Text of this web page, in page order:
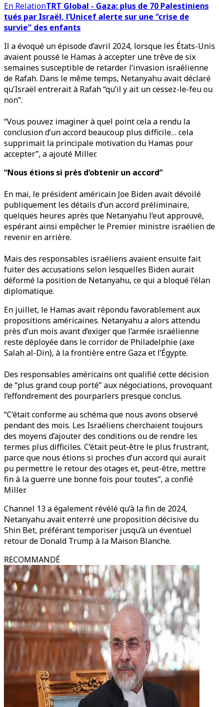
En RelationTRT Global - Gaza: plus de 70 Palestiniens
tués par Israël, l’Unicef alerte sur une “crise de
survie" des enfants
Il a évoqué un épisode d’avril 2024, lorsque les États-Unis
avaient poussé le Hamas à accepter une trêve de six
semaines susceptible de retarder l’invasion israélienne
de Rafah. Dans le même temps, Netanyahu avait déclaré
qu’Israël entrerait à Rafah “qu’il y ait un cessez-le-feu ou
non”.
“Vous pouvez imaginer à quel point cela a rendu la
conclusion d’un accord beaucoup plus difficile… cela
supprimait la principale motivation du Hamas pour
accepter”, a ajouté Miller.
“Nous étions si près d’obtenir un accord”
En mai, le président américain Joe Biden avait dévoilé
publiquement les détails d’un accord préliminaire,
quelques heures après que Netanyahu l’eut approuvé,
espérant ainsi empêcher le Premier ministre israélien de
revenir en arrière.
Mais des responsables israéliens avaient ensuite fait
fuiter des accusations selon lesquelles Biden aurait
déformé la position de Netanyahu, ce qui a bloqué l’élan
diplomatique.
En juillet, le Hamas avait répondu favorablement aux
propositions américaines. Netanyahu a alors attendu
près d’un mois avant d’exiger que l’armée israélienne
reste déployée dans le corridor de Philadelphie (axe
Salah al-Din), à la frontière entre Gaza et l’Égypte.
Des responsables américains ont qualifié cette décision
de “plus grand coup porté” aux négociations, provoquant
l’effondrement des pourparlers presque conclus.
“C’était conforme au schéma que nous avons observé
pendant des mois. Les Israéliens cherchaient toujours
des moyens d’ajouter des conditions ou de rendre les
termes plus difficiles. C’était peut-être le plus frustrant,
parce que nous étions si proches d’un accord qui aurait
pu permettre le retour des otages et, peut-être, mettre
fin à la guerre une bonne fois pour toutes”, a confié
Miller.
Channel 13 a également révélé qu’à la fin de 2024,
Netanyahu avait enterré une proposition décisive du
Shin Bet, préférant temporiser jusqu’à un éventuel
retour de Donald Trump à la Maison Blanche.
RECOMMANDÉ